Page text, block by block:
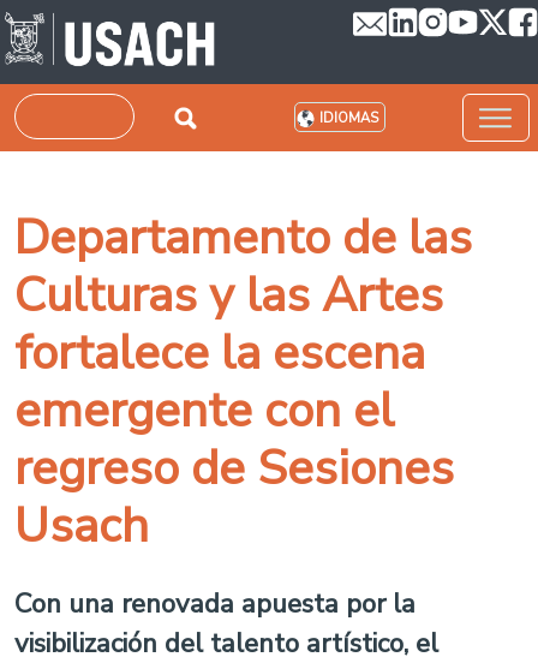
Pasar al contenido principal
Buscar IDIOMAS
Departamento de las
Culturas y las Artes
fortalece la escena
emergente con el
regreso de Sesiones
Usach
Con una renovada apuesta por la
visibilización del talento artístico, el